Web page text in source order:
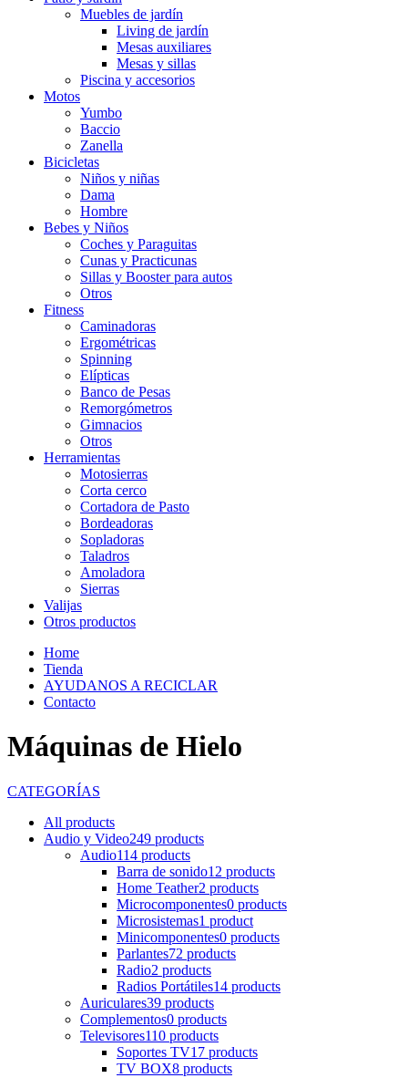
Muebles de jardín
Living de jardín
Mesas auxiliares
Mesas y sillas
Piscina y accesorios
Motos
Yumbo
Baccio
Zanella
Bicicletas
Niños y niñas
Dama
Hombre
Bebes y Niños
Coches y Paraguitas
Cunas y Practicunas
Sillas y Booster para autos
Otros
Fitness
Caminadoras
Ergométricas
Spinning
Elípticas
Banco de Pesas
Remorgómetros
Gimnacios
Otros
Herramientas
Motosierras
Corta cerco
Cortadora de Pasto
Bordeadoras
Sopladoras
Taladros
Amoladora
Sierras
Valijas
Otros productos
Home
Tienda
AYUDANOS A RECICLAR
Contacto
Máquinas de Hielo
CATEGORÍAS
All products
Audio y Video249 products
Audio114 products
Barra de sonido12 products
Home Teather2 products
Microcomponentes0 products
Microsistemas1 product
Minicomponentes0 products
Parlantes72 products
Radio2 products
Radios Portátiles14 products
Auriculares39 products
Complementos0 products
Televisores110 products
Soportes TV17 products
TV BOX8 products